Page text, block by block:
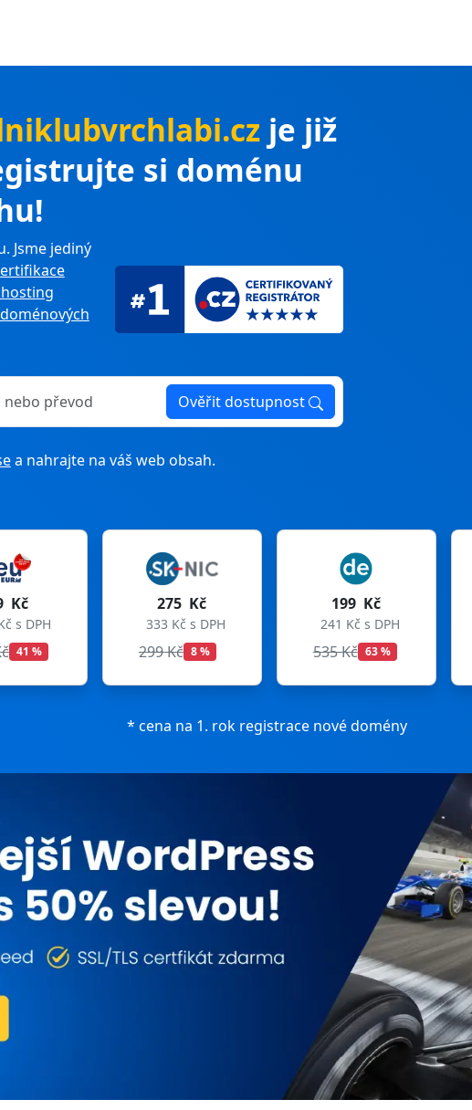
je již
si doménu
Jsme jediný
doménových
Ověřit dostupnost
a nahrajte na váš web obsah.
Kč
s DPH
8 %
199 Kč
241 Kč s DPH
535 Kč 63 %
199 Kč
241 Kč s DPH
699 Kč 72 %
* cena na 1. rok registrace nové domény